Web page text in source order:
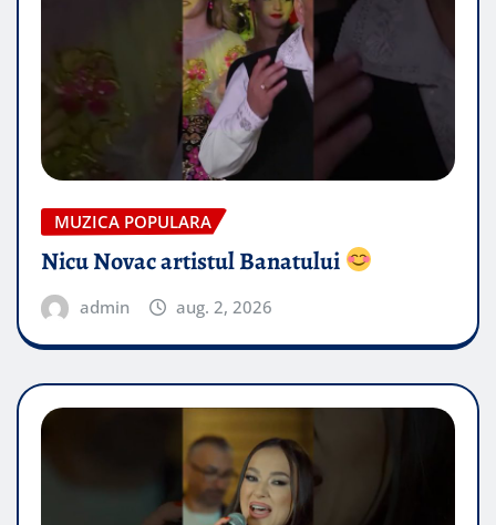
MUZICA POPULARA
Nicu Novac artistul Banatului
admin aug. 2, 2026